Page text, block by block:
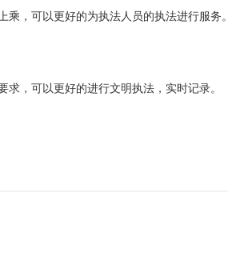
，可以更好的为执法人员的执法进行服务。
，可以更好的进行文明执法，实时记录。